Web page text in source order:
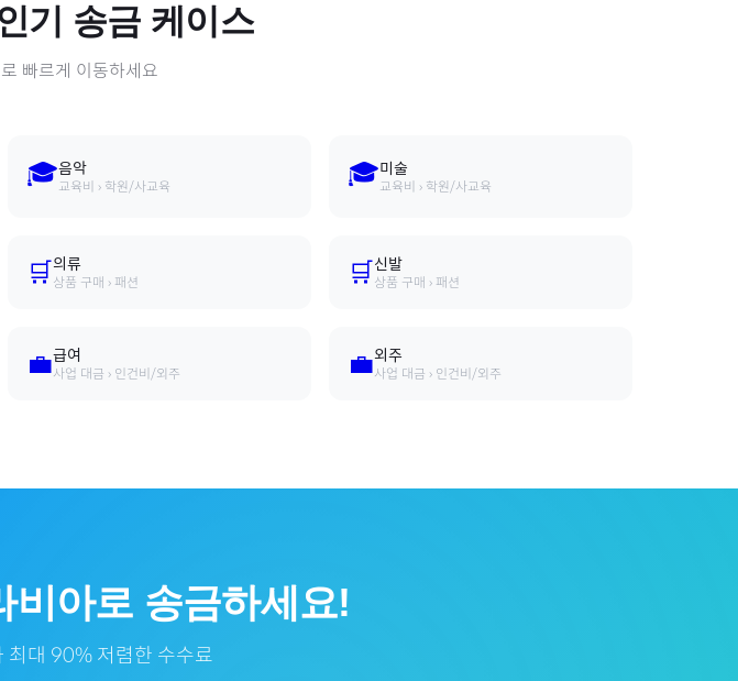
기 송금 케이스
빠르게 이동하세요
🎓음악
교육비 › 학원/사교육 🎓미술
교육비 › 학원/사교육
🛒의류
상품 구매 › 패션 🛒신발
상품 구매 › 패션
💼급여
사업 대금 › 인건비/외주 💼외주
사업 대금 › 인건비/외주
비아로 송금하세요!
최대 90% 저렴한 수수료